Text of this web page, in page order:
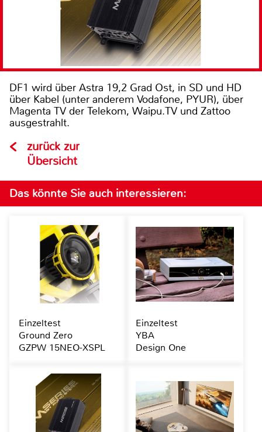
DF1 wird über Astra 19,2 Grad Ost, in SD und HD
über Kabel (unter anderem Vodafone, PYUR), über
Magenta TV der Telekom, Waipu.TV und Zattoo
ausgestrahlt.
zurück zur
Übersicht
Das könnte Sie auch interessieren:
Einzeltest
Ground Zero
GZPW 15NEO-XSPL
Einzeltest
YBA
Design One